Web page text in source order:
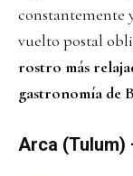
constantemente
vuelto postal
rostro más
gastronomía de
Arca (Tulum)